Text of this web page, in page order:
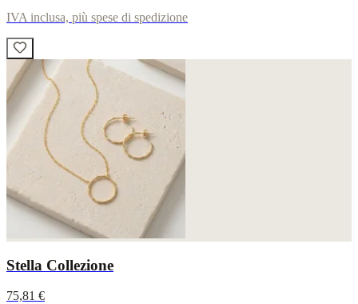
IVA inclusa, più spese di spedizione
Stella Collezione
75,81 €